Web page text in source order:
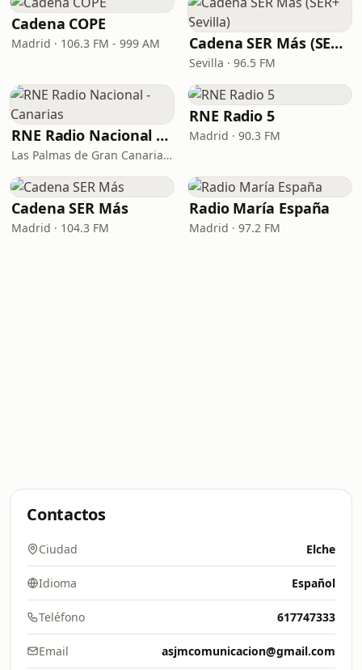
Cadena COPE
Madrid · 106.3 FM - 999 AM Cadena SER Más (SER+ Sevilla)
Sevilla · 96.5 FM
RNE Radio Nacional - Canarias
Las Palmas de Gran Canaria · 92.8 FM
RNE Radio 5
Madrid · 90.3 FM
Cadena SER Más
Madrid · 104.3 FM
Radio María España
Madrid · 97.2 FM
Contactos
Ciudad Elche
Idioma Español
Teléfono 617747333
Email asjmcomunicacion@gmail.com